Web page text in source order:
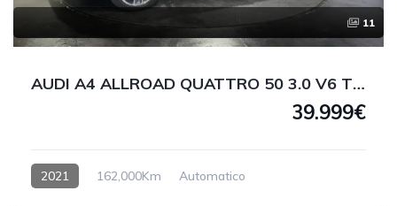
11
AUDI A4 ALLROAD QUATTRO 50 3.0 V6 TDI 286 CV
39.999€
2021 162,000Km Automatico